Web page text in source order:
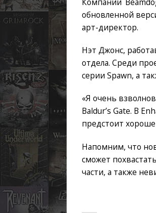
обновленной
арт-директор.
Нэт Джонс,
отдела. Среди
серии Spawn, а
«Я очень
Baldur’s Gate. В
предстоит
Напомним, что
сможет
части, а также